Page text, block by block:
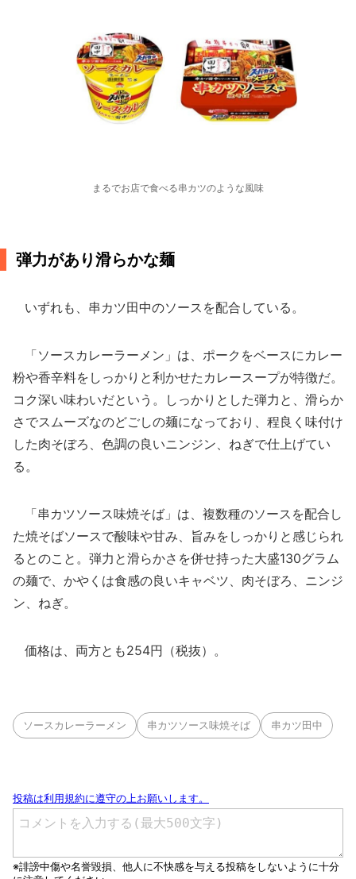
まるでお店で食べる串カツのような風味
弾力があり滑らかな麺
いずれも、串カツ田中のソースを配合している。
「ソースカレーラーメン」は、ポークをベースにカレー
粉や香辛料をしっかりと利かせたカレースープが特徴だ。
コク深い味わいだという。しっかりとした弾力と、滑らか
さでスムーズなのどごしの麺になっており、程良く味付け
した肉そぼろ、色調の良いニンジン、ねぎで仕上げてい
る。
「串カツソース味焼そば」は、複数種のソースを配合し
た焼そばソースで酸味や甘み、旨みをしっかりと感じられ
るとのこと。弾力と滑らかさを併せ持った大盛130グラム
の麺で、かやくは食感の良いキャベツ、肉そぼろ、ニンジ
ン、ねぎ。
価格は、両方とも254円（税抜）。
ソースカレーラーメン 串カツソース味焼そば 串カツ田中